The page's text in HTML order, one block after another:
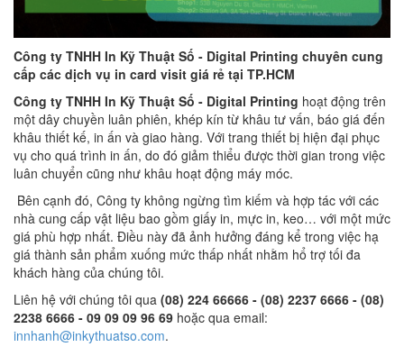
Công ty TNHH In Kỹ Thuật Số - Digital Printing chuyên cung
cấp các dịch vụ in card visit giá rẻ tại TP.HCM
Công ty TNHH In Kỹ Thuật Số - Digital Printing hoạt động trên
một dây chuyền luân phiên, khép kín từ khâu tư vấn, báo giá đến
khâu thiết kế, in ấn và giao hàng. Với trang thiết bị hiện đại phục
vụ cho quá trình in ấn, do đó giảm thiểu được thời gian trong việc
luân chuyển cũng như khâu hoạt động máy móc.
Bên cạnh đó, Công ty không ngừng tìm kiếm và hợp tác với các
nhà cung cấp vật liệu bao gồm giấy in, mực in, keo… với một mức
giá phù hợp nhất. Điều này đã ảnh hưởng đáng kể trong việc hạ
giá thành sản phẩm xuống mức thấp nhất nhằm hổ trợ tối đa
khách hàng của chúng tôi.
Liên hệ với chúng tôi qua (08) 224 66666 - (08) 2237 6666 - (08)
2238 6666 - 09 09 09 96 69 hoặc qua email:
innhanh@inkythuatso.com.